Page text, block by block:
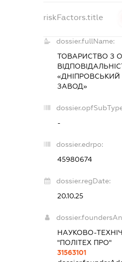
riskFactors.title
dossier.fullName:
ТОВАРИСТВО З
«ДНІПРОВСЬКИЙ
ЗАВОД»
-
dossier.edrpo:
45980674
dossier.regDate:
20.10.25
НАУКОВО-
"ПОЛІТЕХ ПРО"
31563101